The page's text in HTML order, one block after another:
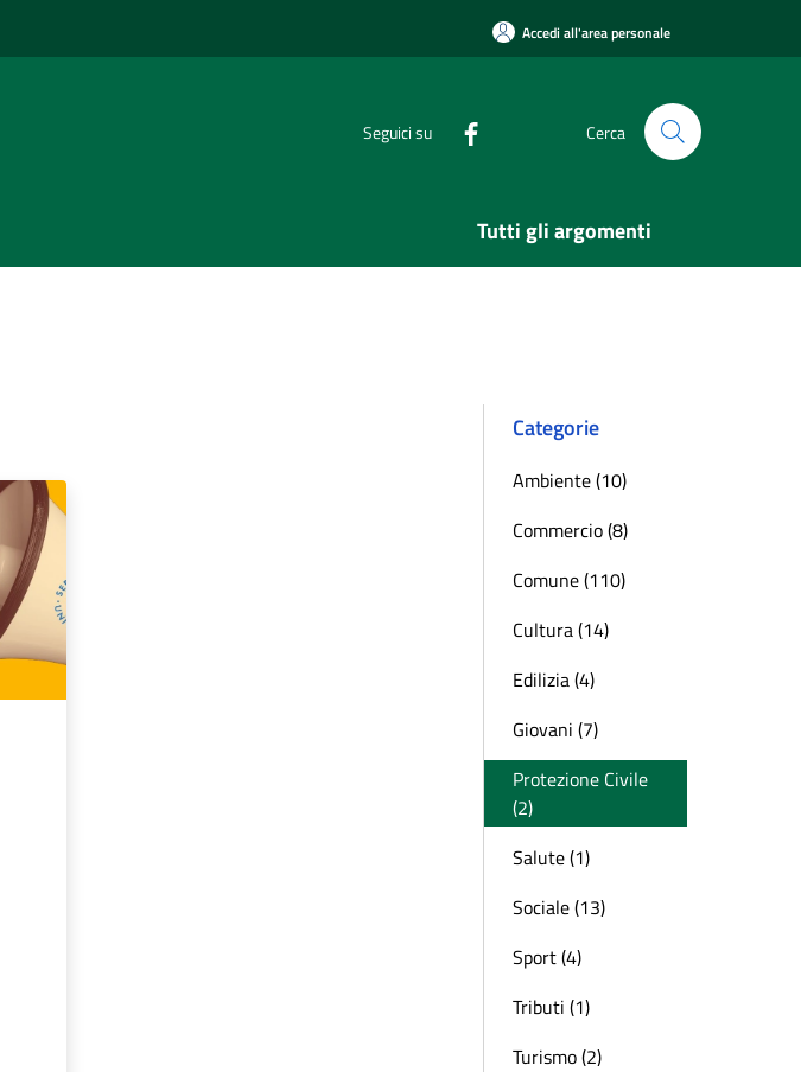
Accedi all'area personale
Seguici su Cerca
Tutti gli argomenti
Categorie
Ambiente (10)
Commercio (8)
Comune (110)
Cultura (14)
Edilizia (4)
Giovani (7)
Protezione Civile
(2)
Salute (1)
Sociale (13)
Sport (4)
Tributi (1)
Turismo (2)